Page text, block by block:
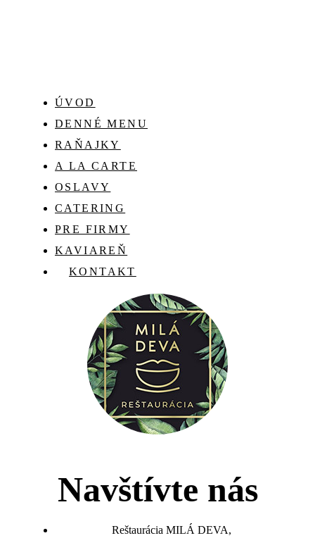
ÚVOD
DENNÉ MENU
RAŇAJKY
A LA CARTE
OSLAVY
CATERING
PRE FIRMY
KAVIAREŇ
KONTAKT
Navštívte nás
Reštaurácia MILÁ DEVA,